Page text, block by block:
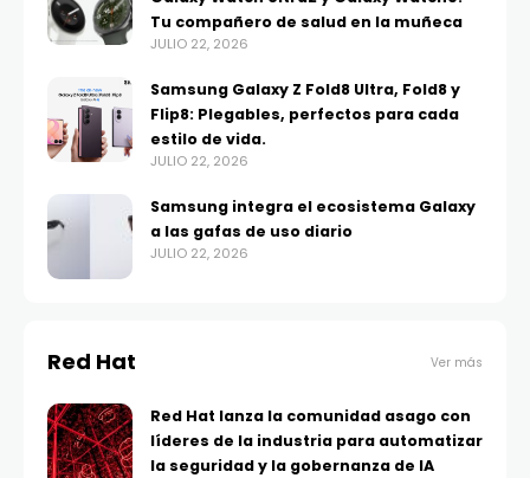
Tu compañero de salud en la muñeca
JULIO 22, 2026
Samsung Galaxy Z Fold8 Ultra, Fold8 y
Flip8: Plegables, perfectos para cada
estilo de vida.
JULIO 22, 2026
Samsung integra el ecosistema Galaxy
a las gafas de uso diario
JULIO 22, 2026
Red Hat Ver más
Red Hat lanza la comunidad asago con
líderes de la industria para automatizar
la seguridad y la gobernanza de IA